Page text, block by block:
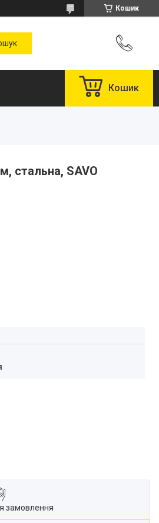
Кошик
Кошик
стальна, SAVO
замовлення